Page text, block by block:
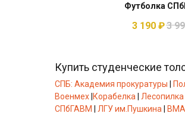
Футболка
3 190 ₽3
Купить студенческие
CПБ: Академия прокуратуры |
Военмех|Корабелка | Лесопилка
СПбГАВМ | ЛГУ им.Пушкина | ВМА